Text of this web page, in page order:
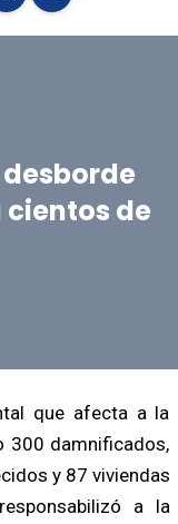
de
que afecta a la
300 damnificados,
y 87 viviendas
a la